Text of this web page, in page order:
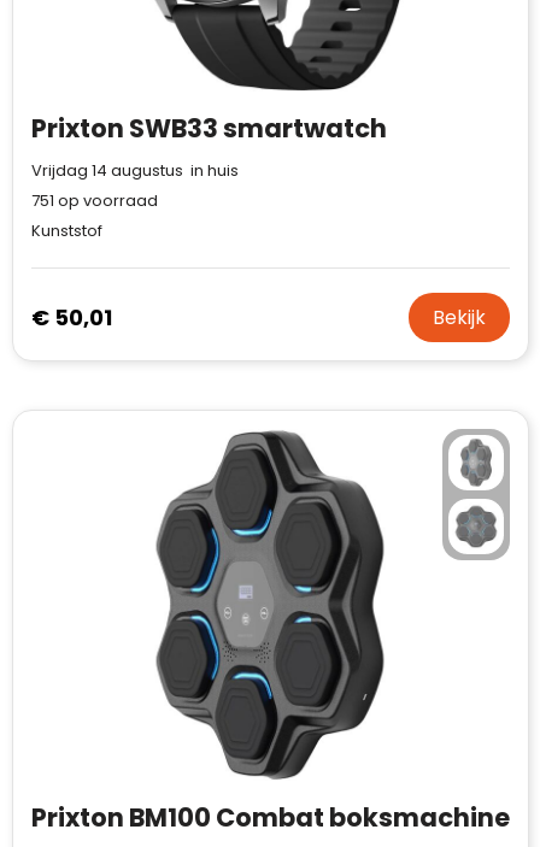
Prixton SWB33 smartwatch
Vrijdag 14 augustus in huis
751 op voorraad
Kunststof
€ 50,01 Bekijk
Prixton BM100 Combat boksmachine